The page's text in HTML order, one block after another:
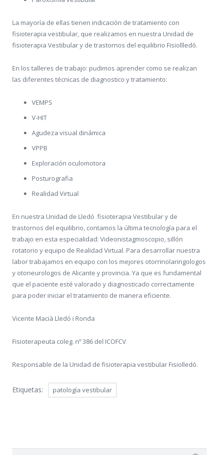
La mayoría de ellas tienen indicación de tratamiento con
fisioterapia vestibular, que realizamos en nuestra Unidad de
fisioterapia Vestibular y de trastornos del equilibrio Fisiollledó.
En los talleres de trabajo: pudimos aprender como se realizan
las diferentes técnicas de diagnostico y tratamiento:
VEMPS
V-HIT
Agudeza visual dinámica
VPPB
Exploración oculomotora
Posturografia
Realidad Virtual
En nuestra Unidad de Lledó fisioterapia Vestibular y de
trastornos del equilibrio, contamos la última tecnología para el
trabajo en esta especialidad: Videonistagmoscopio, sillón
rotatorio y equipo de Realidad Virtual. Para desarrollar nuestra
labor trabajamos en equipo con los mejores otorrinolaringologos
y otoneurologos de Alicante y provincia. Ya que es fundamental
que el paciente esté valorado y diagnosticado correctamente
para poder iniciar el tratamiento de manera eficiente.
Vicente Macià Lledó i Ronda
Fisioterapeuta coleg. nº 386 del ICOFCV
Responsable de la Unidad de fisioterapia vestibular Fisiolledó.
Etiquetas: patología vestibular